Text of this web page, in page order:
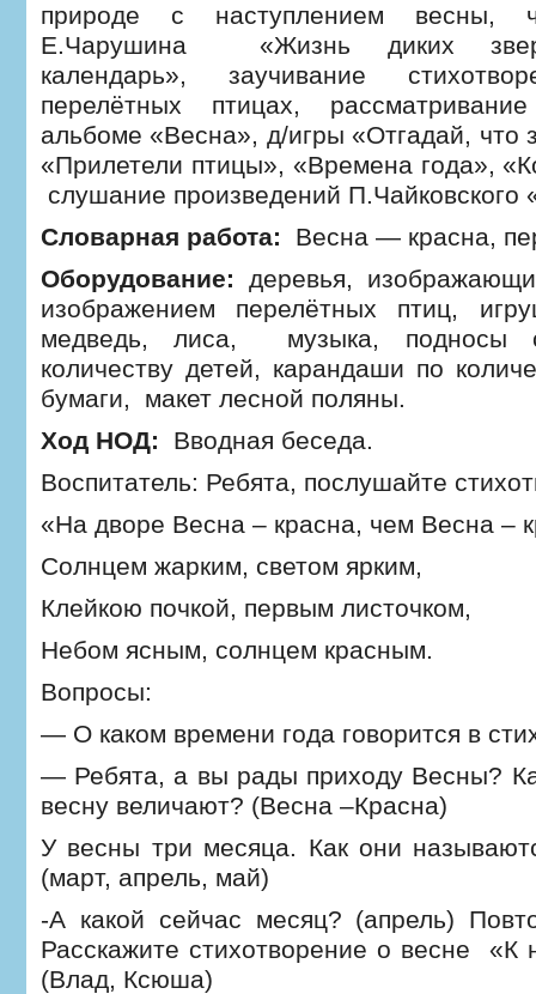
природе с наступлением весны,
Е.Чарушина «Жизнь диких
календарь», заучивание
перелётных птицах,
альбоме «Весна», д/игры «Отгадай, что
«Прилетели птицы», «Времена года»,
слушание произведений П.Чайковского
Словарная работа: Весна — красна,
Оборудование: деревья,
изображением перелётных птиц,
медведь, лиса, музыка, подносы
количеству детей, карандаши по
бумаги, макет лесной поляны.
Ход НОД: Вводная беседа.
Воспитатель: Ребята, послушайте
«На дворе Весна – красна, чем Весна –
Солнцем жарким, светом ярким,
Клейкою почкой, первым листочком,
Небом ясным, солнцем красным.
Вопросы:
— О каком времени года говорится в
— Ребята, а вы рады приходу Весны?
весну величают? (Весна –Красна)
У весны три месяца. Как они
(март, апрель, май)
-А какой сейчас месяц? (апрель)
Расскажите стихотворение о весне «К
(Влад, Ксюша)